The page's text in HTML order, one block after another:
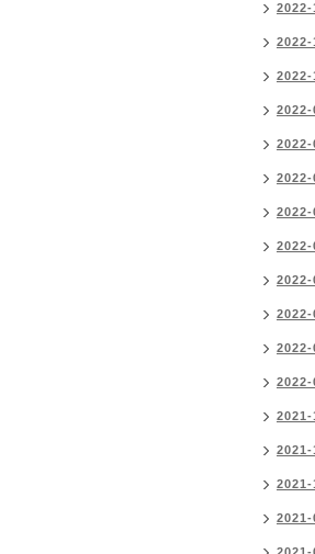
2022-
2022-
2022-
2022-
2022-
2022-
2022-
2022-
2022-
2022-
2022-
2022-
2021-
2021-
2021-
2021-